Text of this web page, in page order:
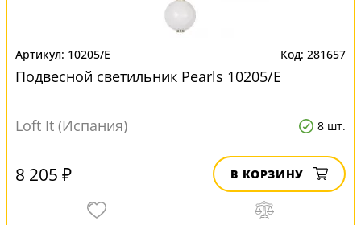
10205/E 281657
Подвесной светильник Pearls 10205/E
Loft It (Испания) 8 шт.
8 205 ₽ В КОРЗИНУ